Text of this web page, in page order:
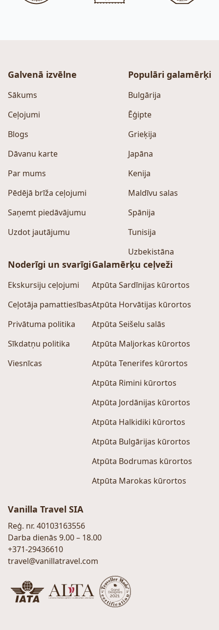
Galvenā izvēlne
Sākums
Ceļojumi
Blogs
Dāvanu karte
Par mums
Pēdējā brīža ceļojumi
Saņemt piedāvājumu
Uzdot jautājumu
Populāri galamērķi
Bulgārija
Ēģipte
Grieķija
Japāna
Kenija
Maldīvu salas
Spānija
Tunisija
Uzbekistāna
Noderīgi un svarīgi
Ekskursiju ceļojumi
Ceļotāja pamattiesības
Privātuma politika
Sīkdatņu politika
Viesnīcas
Galamērķu ceļveži
Atpūta Sardīnijas kūrortos
Atpūta Horvātijas kūrortos
Atpūta Seišelu salās
Atpūta Maljorkas kūrortos
Atpūta Tenerifes kūrortos
Atpūta Rimini kūrortos
Atpūta Jordānijas kūrortos
Atpūta Halkidiki kūrortos
Atpūta Bulgārijas kūrortos
Atpūta Bodrumas kūrortos
Atpūta Marokas kūrortos
Vanilla Travel SIA
Reģ. nr. 40103163556
Darba dienās 9.00 – 18.00
+371-29436610
travel@vanillatravel.com